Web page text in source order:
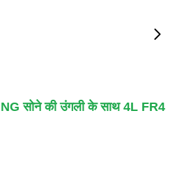
सोने की उंगली के साथ 4L FR4